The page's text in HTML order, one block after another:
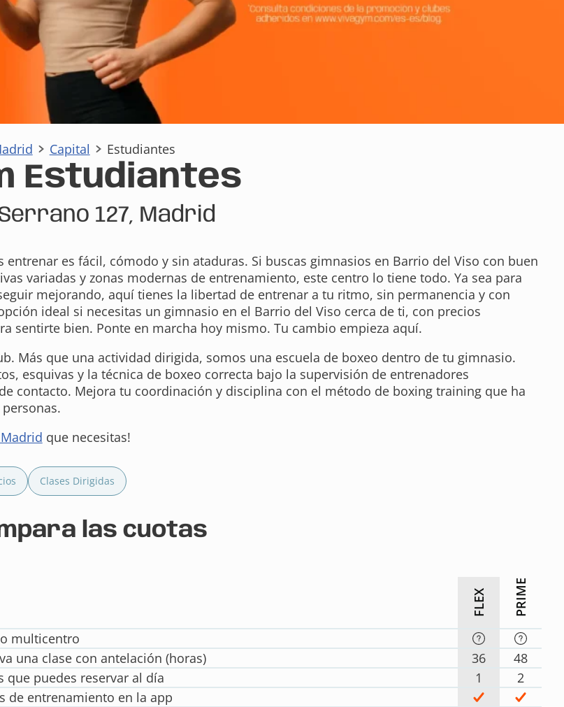
Capital Estudiantes
Estudiantes
127, Madrid
entrenar es fácil, cómodo y sin ataduras. Si buscas gimnasios en Barrio del Viso con buen
variadas y zonas modernas de entrenamiento, este centro lo tiene todo. Ya sea para
mejorando, aquí tienes la libertad de entrenar a tu ritmo, sin permanencia y con
ideal si necesitas un gimnasio en el Barrio del Viso cerca de ti, con precios
sentirte bien. Ponte en marcha hoy mismo. Tu cambio empieza aquí.
Más que una actividad dirigida, somos una escuela de boxeo dentro de tu gimnasio.
esquivas y la técnica de boxeo correcta bajo la supervisión de entrenadores
contacto. Mejora tu coordinación y disciplina con el método de boxing training que ha
que necesitas!
Clases Dirigidas
las cuotas
FLEX PRIME
multicentro
una clase con antelación (horas)
36
48
que puedes reservar al día
1
2
de entrenamiento en la app